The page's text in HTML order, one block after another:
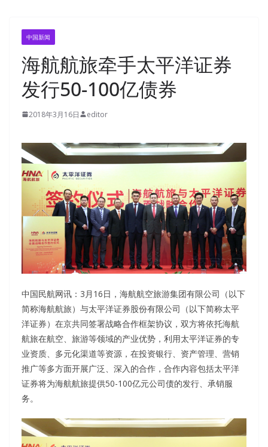
中国新闻
海航航旅牵手太平洋证券
发行50-100亿债券
2018年3月16日 editor
中国民航网讯：3月16日，海航航空旅游集团有限公司（以下
简称海航航旅）与太平洋证券股份有限公司（以下简称太平
洋证券）在京共同签署战略合作框架协议，双方将依托海航
航旅在航空、旅游等领域的产业优势，利用太平洋证券的专
业资质、多元化渠道等资源，在投资银行、资产管理、营销
推广等多方面开展广泛、深入的合作，合作内容包括太平洋
证券将为海航航旅提供50-100亿元公司债的发行、承销服
务。